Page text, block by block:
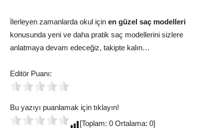
İlerleyen zamanlarda okul için en güzel saç modelleri
konusunda yeni ve daha pratik saç modellerini sizlere
anlatmaya devam edeceğiz, takipte kalın…
Editör Puanı:
Bu yazıyı puanlamak için tıklayın!
[Toplam: 0 Ortalama: 0]